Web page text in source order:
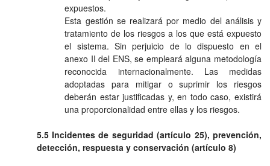
expuestos.
Esta gestión se realizará por medio del análisis y
tratamiento de los riesgos a los que está expuesto
el sistema. Sin perjuicio de lo dispuesto en el
anexo II del ENS, se empleará alguna metodología
reconocida internacionalmente. Las medidas
adoptadas para mitigar o suprimir los riesgos
deberán estar justificadas y, en todo caso, existirá
una proporcionalidad entre ellas y los riesgos.
5.5 Incidentes de seguridad (artículo 25), prevención,
detección, respuesta y conservación (artículo 8)